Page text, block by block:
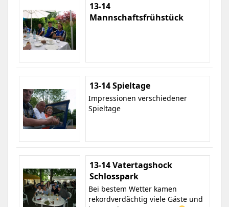
13-14
Mannschaftsfrühstück
13-14 Spieltage
Impressionen verschiedener
Spieltage
13-14 Vatertagshock
Schlosspark
Bei bestem Wetter kamen
rekordverdächtig viele Gäste und